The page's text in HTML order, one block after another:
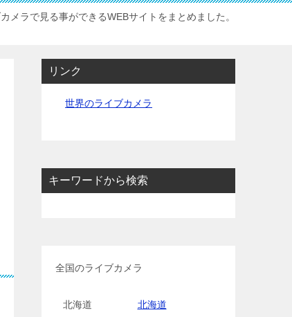
メラで見る事ができるWEBサイトをまとめました。
リンク
世界のライブカメラ
キーワードから検索
全国のライブカメラ
北海道 北海道